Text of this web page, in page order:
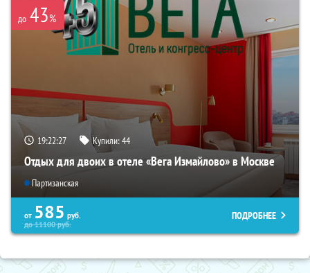
до 43%
19:22:26 Купили:44
Отдых для двоих в отеле «Вега Измайлово» в Москве
Партизанская
от 585 руб.
до11100руб.
ПОДРОБНЕЕ